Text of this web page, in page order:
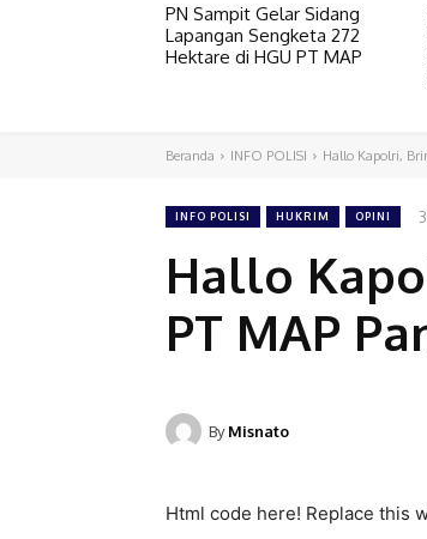
PN Sampit Gelar Sidang
Lapangan Sengketa 272
Hektare di HGU PT MAP
Beranda INFO POLISI Hallo Kapolri,
INFO POLISI HUKRIM OPINI
Hallo
PT MAP
By Misnato
Html code here! Replace this